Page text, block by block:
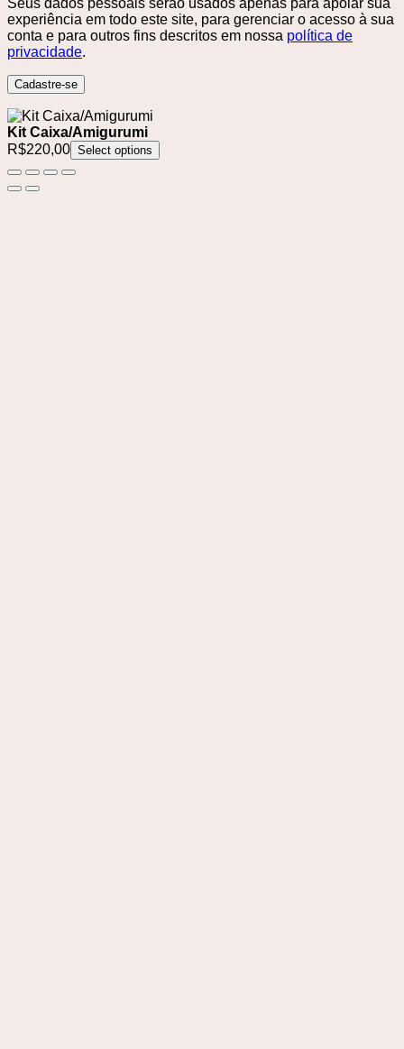
experiência em todo este site, para gerenciar o acesso à sua
conta e para outros fins descritos em nossa política de
privacidade.
Cadastre-se
Kit Caixa/Amigurumi
R$220,00 Select options